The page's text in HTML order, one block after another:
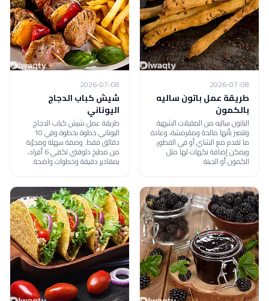
2026-07-08
طريقة عمل باتون ساليه
بالكمون
الباتون ساليه من المقبلات الشهية
وتتميز بأنها مالحة ومقرمشة، وعادة
ما تقدم مع الشاي أو في الفطور،
ويمكن إضافة نكهات لها مثل
الكمون أو الجبنة
2026-07-08
شيش كباب الدجاج
اليوناني
طريقة عمل شيش كباب الدجاج
اليوناني خطوة بخطوة وفي 10
دقائق فقط. وصفة سهلة ومجرّبة
من مطبخ دلوقتي تكفي 6 أفراد،
بمقادير دقيقة وخطوات واضحة.